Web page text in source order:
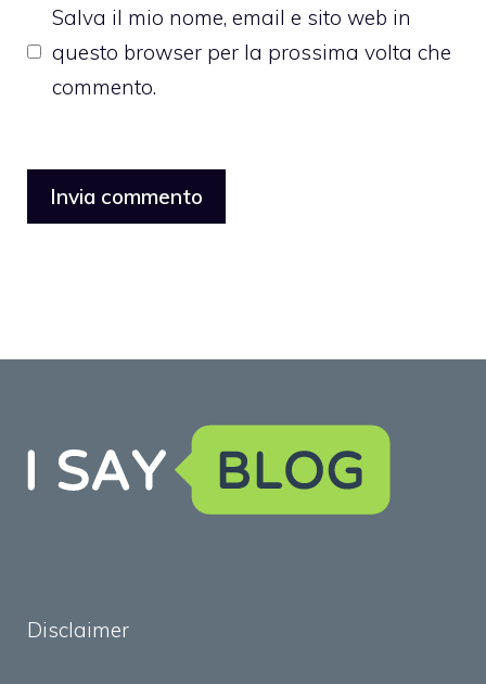
Salva il mio nome, email e sito web in
questo browser per la prossima volta che
commento.
Disclaimer